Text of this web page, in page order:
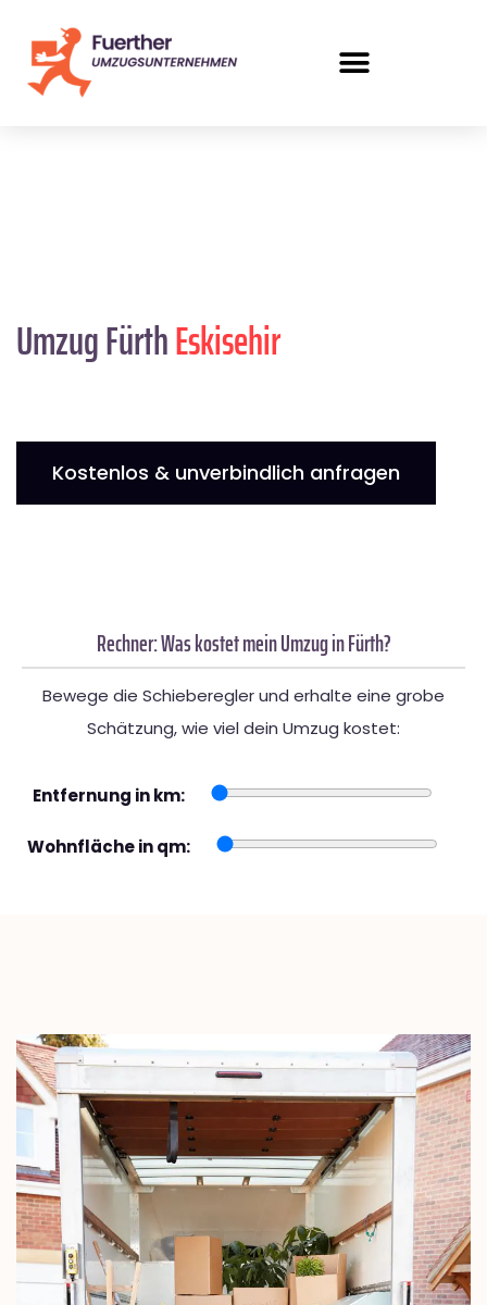
Umzug FürthEskisehir
Kostenlos & unverbindlich anfragen
Rechner: Was kostet mein Umzug in Fürth?
Bewege die Schieberegler und erhalte eine grobe
Schätzung, wie viel dein Umzug kostet:
Entfernung in km:
Wohnfläche in qm: